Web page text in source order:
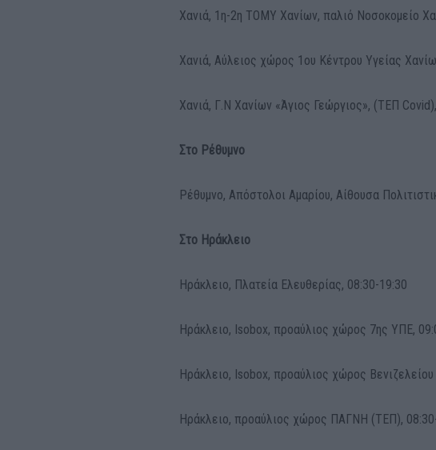
Χανιά, 1η-2η ΤΟΜΥ Χανίων, παλιό Νοσοκομείο
Χανιά, Αύλειος χώρος 1ου Κέντρου Υγείας
Χανιά, Γ.Ν Χανίων «Άγιος Γεώργιος», (ΤΕΠ
Στο Ρέθυμνο
Ρέθυμνο, Απόστολοι Αμαρίου, Αίθουσα
Στο Ηράκλειο
Ηράκλειο, Πλατεία Ελευθερίας, 08:30-19:30
Ηράκλειο, Isobox, προαύλιος χώρος 7ης ΥΠΕ,
Ηράκλειο, Isobox, προαύλιος χώρος
Ηράκλειο, προαύλιος χώρος ΠΑΓΝΗ (ΤΕΠ),